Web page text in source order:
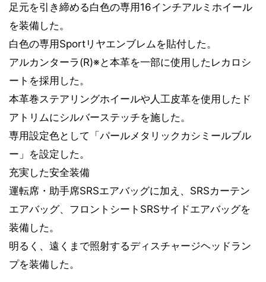
足元を引き締める白色の専用16インチアルミホイール
を装備した。
白色の専用Sportリヤエンブレムを貼付した。
アルカンターラ(R)※と本革を一部に使用したレカロシ
ートを採用した。
本革巻ステアリングホイールや人工皮革を使用したド
アトリムにシルバーステッチを施した。
専用設定色として「パールメタリックカシミールブル
ー」を設定した。
充実した安全装備
運転席・助手席SRSエアバッグに加え、SRSカーテン
エアバッグ、フロントシートSRSサイドエアバッグを
装備した。
明るく、遠くまで照射するディスチャージヘッドラン
プを装備した。